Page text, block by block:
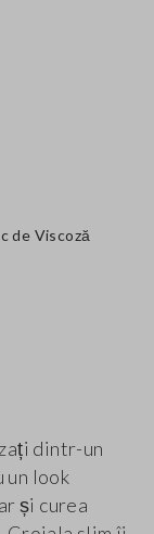
de Viscoză
dintr-un
un look
și curea